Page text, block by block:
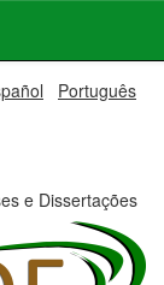
Português
e Dissertações